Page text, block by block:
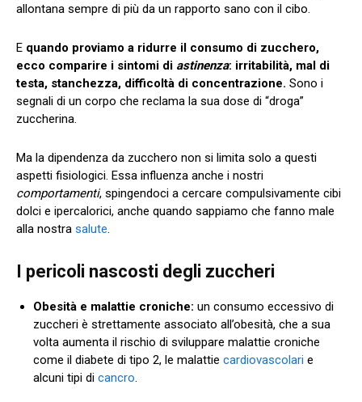
allontana sempre di più da un rapporto sano con il cibo.
E quando proviamo a ridurre il consumo di zucchero,
ecco comparire i sintomi di astinenza: irritabilità, mal di
testa, stanchezza, difficoltà di concentrazione. Sono i
segnali di un corpo che reclama la sua dose di “droga”
zuccherina.
Ma la dipendenza da zucchero non si limita solo a questi
aspetti fisiologici. Essa influenza anche i nostri
comportamenti, spingendoci a cercare compulsivamente cibi
dolci e ipercalorici, anche quando sappiamo che fanno male
alla nostra salute.
I pericoli nascosti degli zuccheri
Obesità e malattie croniche: un consumo eccessivo di
zuccheri è strettamente associato all’obesità, che a sua
volta aumenta il rischio di sviluppare malattie croniche
come il diabete di tipo 2, le malattie cardiovascolari e
alcuni tipi di cancro.